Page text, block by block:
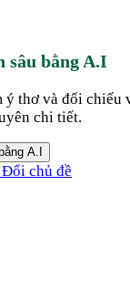
sâu bằng A.I
ý thơ và đối chiếu
chi tiết.
A.I
chủ đề